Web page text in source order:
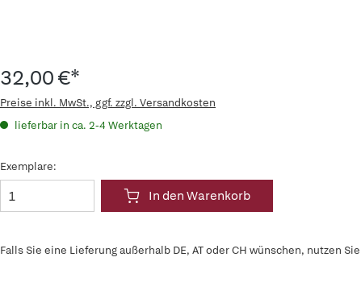
32,00 €*
Preise inkl. MwSt., ggf. zzgl. Versandkosten
lieferbar in ca. 2-4 Werktagen
Exemplare:
In den Warenkorb
Falls Sie eine Lieferung außerhalb DE, AT oder CH wünschen, nutzen